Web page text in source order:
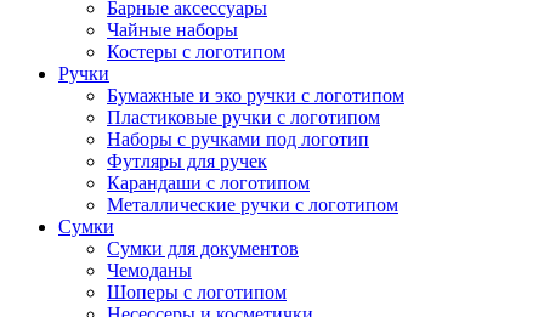
Барные аксессуары
Чайные наборы
Костеры с логотипом
Ручки
Бумажные и эко ручки с логотипом
Пластиковые ручки с логотипом
Наборы с ручками под логотип
Футляры для ручек
Карандаши с логотипом
Металлические ручки с логотипом
Сумки
Сумки для документов
Чемоданы
Шоперы с логотипом